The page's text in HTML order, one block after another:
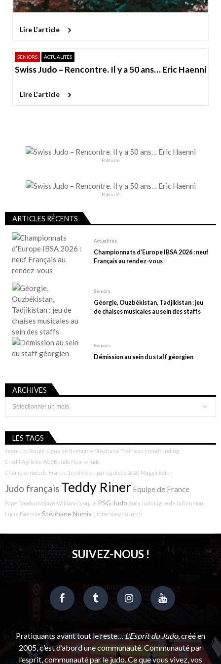
Lire L'article
SENIORS ACTUALITÉS
Swiss Judo – Rencontre. Il y a 50 ans… Eric Haenni
Lire L'article
Publicité
Publicité
ARTICLES RÉCENTS
Actualités
Championnats d’Europe IBSA 2026 : neuf
Français au rendez-vous
Seniors
Géorgie, Ouzbékistan, Tadjikistan : jeu
de chaises musicales au sein des staffs
Seniors
Démission au sein du staff géorgien
ARCHIVES
Archives
LES TAGS
Jean-Luc Rougé Ligue de Bretagne Stéphane Traineau crowdfunding
Crédit Agricole ACBB Judo Pour le judo
Championnats de France 1re division par équipes 2020 Magali Baton
Judo français Teddy Riner Equipe de France
Pape Doudou Ndiaye William Cysique PSG Judo Sucy Judo Ligue de la Réunion
Lucie Décosse Stéphane Nomis L'interview du lundi
SUIVEZ-NOUS !
Pratiquants avant tout le reste…L’Esprit du Judo, créé en
2005, c’est d’abord une communauté. Communauté par
l’esprit, communauté par le judo. Ce que vous vivez, vos